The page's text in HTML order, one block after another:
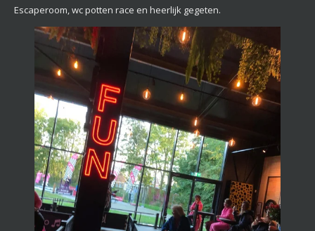
Escaperoom, wc potten race en heerlijk gegeten.